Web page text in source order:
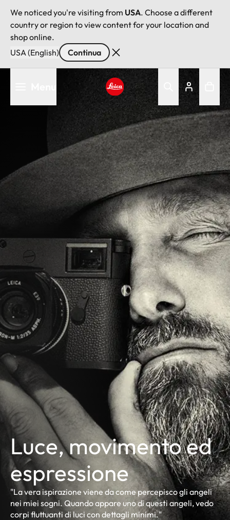
We noticed you're visiting from USA. Choose a different
country or region to view content for your location and
shop online.
USA (English)
Continua
Leica logo - Home
Luce, movimento ed
espressione
"La vera ispirazione viene da come percepisco gli angeli
nei miei sogni. Quando appare uno di questi angeli, vedo
corpi fluttuanti di luci con dettagli minimi."